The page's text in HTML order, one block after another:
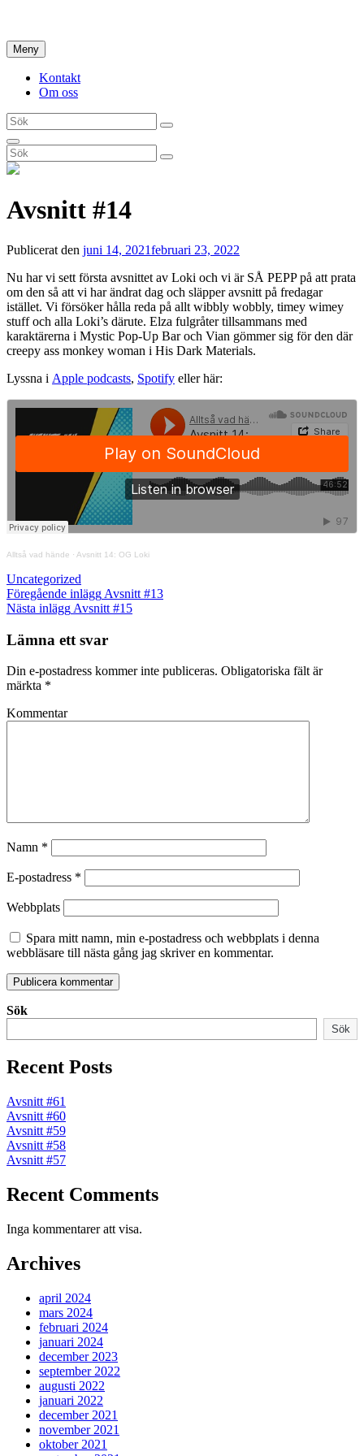
innehåll
Meny
Kontakt
Om oss
Sök
efter:
Sök
Sök
Sök
efter:
Sök
Avsnitt #14
Publicerat den juni 14, 2021februari 23, 2022
Nu har vi sett första avsnittet av Loki och vi är SÅ PEPP på att prata
om den så att vi har ändrat dag och släpper avsnitt på fredagar
istället. Vi försöker hålla reda på allt wibbly wobbly, timey wimey
stuff och alla Loki’s därute. Elza fulgråter tillsammans med
karaktärerna i Mystic Pop-Up Bar och Vian gömmer sig för den där
creepy ass monkey woman i His Dark Materials.
Lyssna i Apple podcasts, Spotify eller här:
Alltså vad hände · Avsnitt 14: OG Loki
Kategorier
Uncategorized
Inläggsnavigering
Föregående
inlägg
Föregående inlägg Avsnitt #13
Nästa
Nästa inlägg Avsnitt #15
Lämna ett svar
Din e-postadress kommer inte publiceras. Obligatoriska fält är
märkta *
Kommentar
Namn *
E-postadress *
Webbplats
Spara mitt namn, min e-postadress och webbplats i denna
webbläsare till nästa gång jag skriver en kommentar.
Sök
Sök
Recent Posts
Avsnitt #61
Avsnitt #60
Avsnitt #59
Avsnitt #58
Avsnitt #57
Recent Comments
Inga kommentarer att visa.
Archives
april 2024
mars 2024
februari 2024
januari 2024
december 2023
september 2022
augusti 2022
januari 2022
december 2021
november 2021
oktober 2021